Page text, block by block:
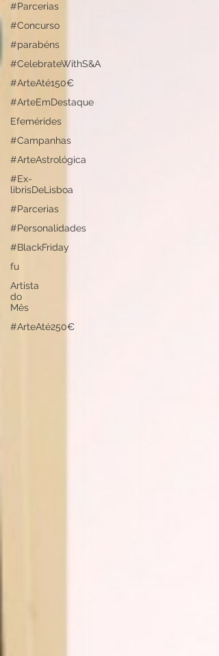
#Parcerias
#Concurso
#parabéns
#CelebrateWithS&A
#ArteAté150€
#ArteEmDestaque
Efemérides
#Campanhas
#ArteAstrológica
#Ex-
librisDeLisboa
#Parcerias
#Personalidades
#BlackFriday
fu
Artista
do
Mês
#ArteAté250€